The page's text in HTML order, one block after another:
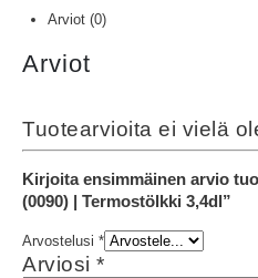
Arviot (0)
Arviot
Tuotearvioita ei vielä
Kirjoita ensimmäinen arvio
(0090) | Termostölkki 3,4dl”
Arvostelusi *
Arviosi *